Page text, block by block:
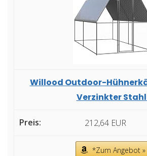
Willood Outdoor-
Verzinkter
212,64 EUR
*Zum Angebot »